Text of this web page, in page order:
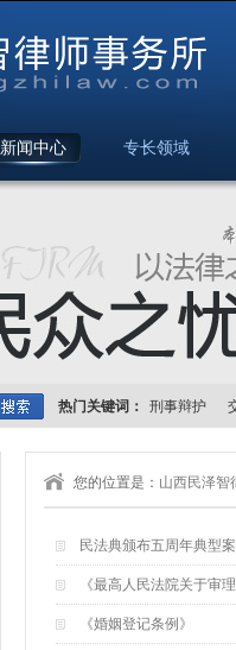
新闻中心 专长领域
热门关键词： 刑事辩护
您的位置是： 山西民泽智
民法典颁布五周年典型
《最高人民法院关于审
《婚姻登记条例》